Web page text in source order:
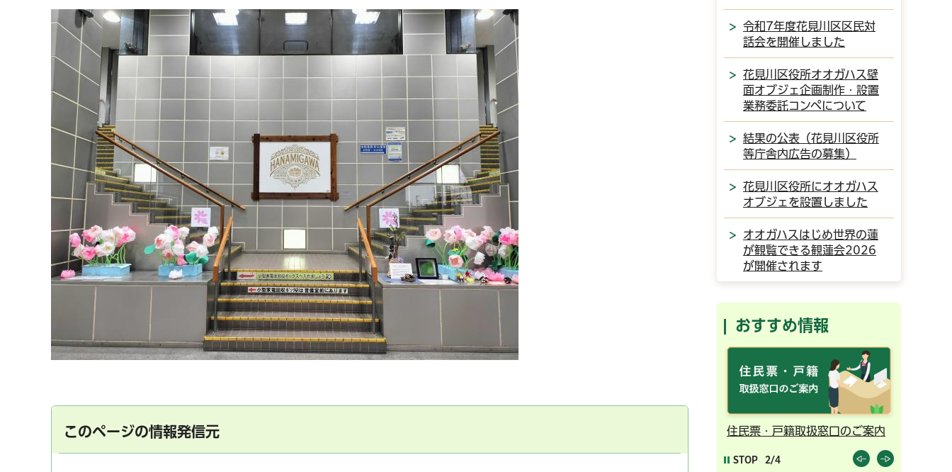
このページの情報発信元
令和7年度花見川区区民対
話会を開催しました
花見川区役所オオガハス壁
面オブジェ企画制作・設置
業務委託コンペについて
結果の公表（花見川区役所
等庁舎内広告の募集）
花見川区役所にオオガハス
オブジェを設置しました
オオガハスはじめ世界の蓮
が観覧できる観蓮会2026
が開催されます
おすすめ情報
千葉市の電子行政サービス 住民票・戸籍取扱窓口のご案内
STOP 2/4